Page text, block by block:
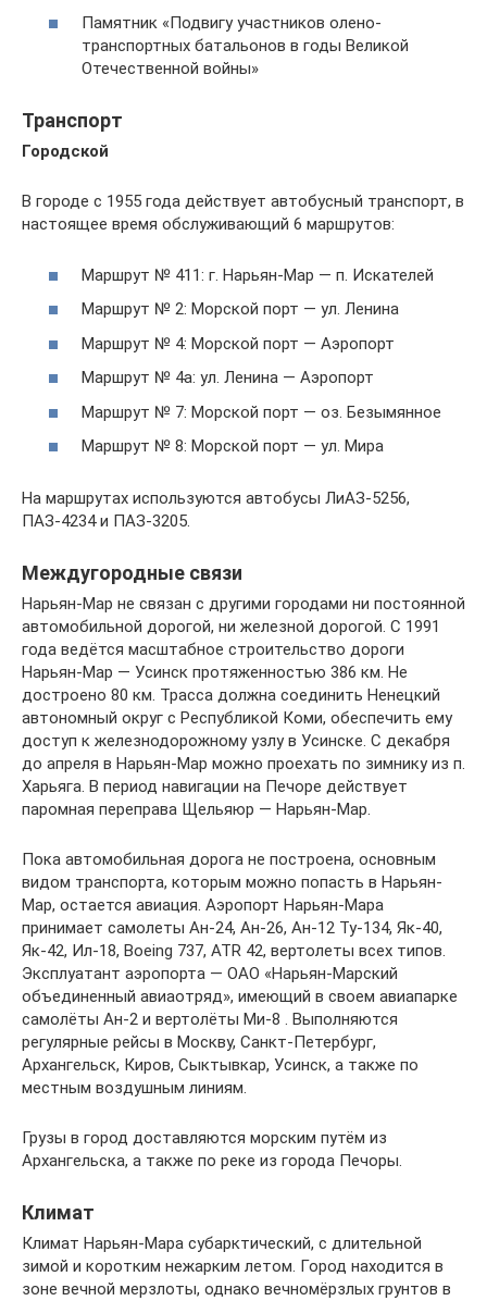
Памятник «Подвигу участников олено-
транспортных батальонов в годы Великой
Отечественной войны»
Транспорт
Городской
В городе с 1955 года действует автобусный транспорт, в
настоящее время обслуживающий 6 маршрутов:
Маршрут № 411: г. Нарьян-Мар — п. Искателей
Маршрут № 2: Морской порт — ул. Ленина
Маршрут № 4: Морской порт — Аэропорт
Маршрут № 4а: ул. Ленина — Аэропорт
Маршрут № 7: Морской порт — оз. Безымянное
Маршрут № 8: Морской порт — ул. Мира
На маршрутах используются автобусы ЛиАЗ-5256,
ПАЗ-4234 и ПАЗ-3205.
Междугородные связи
Нарьян-Мар не связан с другими городами ни постоянной
автомобильной дорогой, ни железной дорогой. С 1991
года ведётся масштабное строительство дороги
Нарьян-Мар — Усинск протяженностью 386 км. Не
достроено 80 км. Трасса должна соединить Ненецкий
автономный округ с Республикой Коми, обеспечить ему
доступ к железнодорожному узлу в Усинске. С декабря
до апреля в Нарьян-Мар можно проехать по зимнику из п.
Харьяга. В период навигации на Печоре действует
паромная переправа Щельяюр — Нарьян-Мар.
Пока автомобильная дорога не построена, основным
видом транспорта, которым можно попасть в Нарьян-
Мар, остается авиация. Аэропорт Нарьян-Мара
принимает самолеты Ан-24, Ан-26, Ан-12 Ту-134, Як-40,
Як-42, Ил-18, Boeing 737, ATR 42, вертолеты всех типов.
Эксплуатант аэропорта — ОАО «Нарьян-Марский
объединенный авиаотряд», имеющий в своем авиапарке
самолёты Ан-2 и вертолёты Ми-8 . Выполняются
регулярные рейсы в Москву, Санкт-Петербург,
Архангельск, Киров, Сыктывкар, Усинск, а также по
местным воздушным линиям.
Грузы в город доставляются морским путём из
Архангельска, а также по реке из города Печоры.
Климат
Климат Нарьян-Мара субарктический, с длительной
зимой и коротким нежарким летом. Город находится в
зоне вечной мерзлоты, однако вечномёрзлых грунтов в